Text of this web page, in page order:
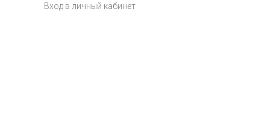
Вход в личный кабинет